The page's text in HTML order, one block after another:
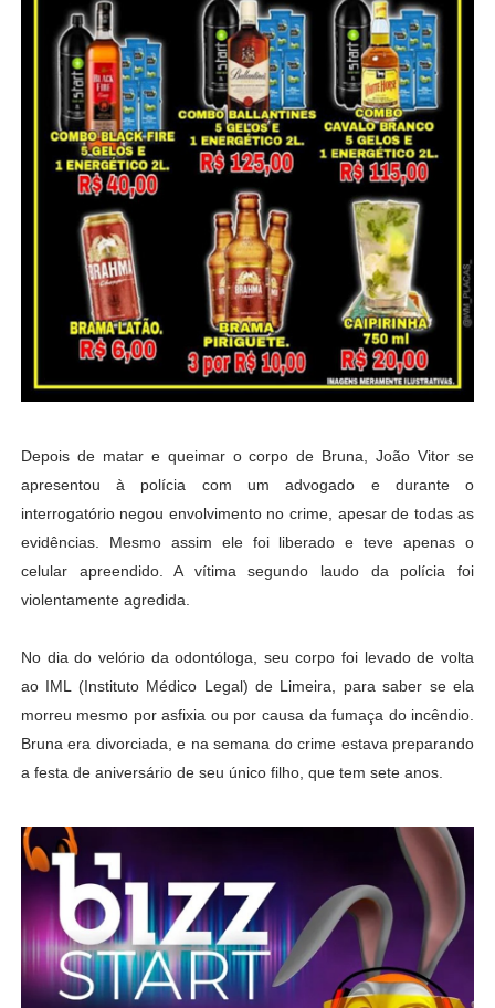
Depois de matar e queimar o corpo de Bruna, João Vitor se
apresentou à polícia com um advogado e durante o
interrogatório negou envolvimento no crime, apesar de todas as
evidências. Mesmo assim ele foi liberado e teve apenas o
celular apreendido. A vítima segundo laudo da polícia foi
violentamente agredida.
No dia do velório da odontóloga, seu corpo foi levado de volta
ao IML (Instituto Médico Legal) de Limeira, para saber se ela
morreu mesmo por asfixia ou por causa da fumaça do incêndio.
Bruna era divorciada, e na semana do crime estava preparando
a festa de aniversário de seu único filho, que tem sete anos.